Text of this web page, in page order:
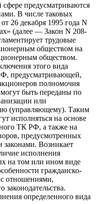
предусматриваются
В числе таковых
26 декабря 1995 года N
(далее — Закон N 208-
трудовые
обществом на
обществом.
этого вида
предусматривающей,
полномочия
быть переданы по
или
(управляющему). Таким
исполняться на основе
ТК РФ, а также на
предусмотренных
Возникает
исполнения
на том или ином виде
гражданско-
отношениями,
определенного вида